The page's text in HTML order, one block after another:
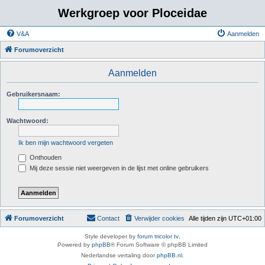
Werkgroep voor Ploceidae
V&A Aanmelden
Forumoverzicht
Aanmelden
Gebruikersnaam:
Wachtwoord:
Ik ben mijn wachtwoord vergeten
Onthouden
Mij deze sessie niet weergeven in de lijst met online gebruikers
Forumoverzicht Alle tijden zijn UTC+01:00
Verwijder cookies
Contact
Style developer by forum tricolor tv,
Powered by phpBB® Forum Software © phpBB Limited
Nederlandse vertaling doorphpBB.nl.